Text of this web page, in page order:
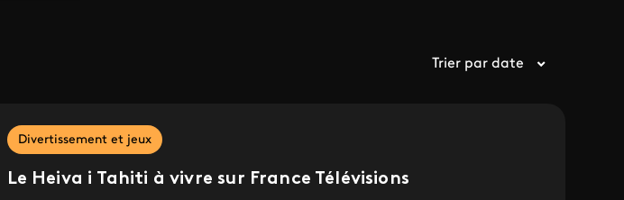
Trier par date
Divertissement et jeux
Le Heiva i Tahiti à vivre sur France Télévisions